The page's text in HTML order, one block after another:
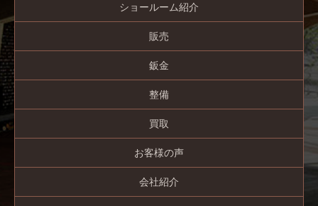
ショールーム紹介
販売
鈑金
整備
買取
お客様の声
会社紹介